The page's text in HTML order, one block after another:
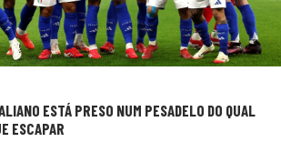
ESTÁ PRESO NUM PESADELO DO QUAL
ESCAPAR